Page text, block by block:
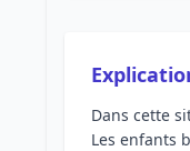
Dans cette
Les enfants